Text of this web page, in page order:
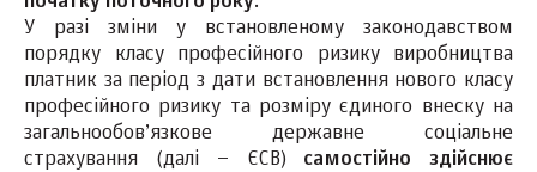
У разі зміни у встановленому законодавством
порядку класу професійного ризику виробництва
платник за період з дати встановлення нового класу
професійного ризику та розміру єдиного внеску на
загальнообов’язкове державне соціальне
страхування (далі – ЄСВ) самостійно здійснює